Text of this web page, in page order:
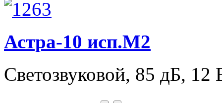
Астра-10 исп.М2
Светозвуковой, 85 дБ,